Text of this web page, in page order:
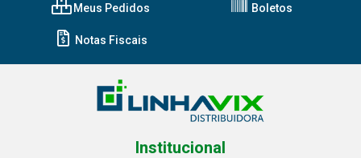
Meus Pedidos Boletos
Notas Fiscais
Institucional